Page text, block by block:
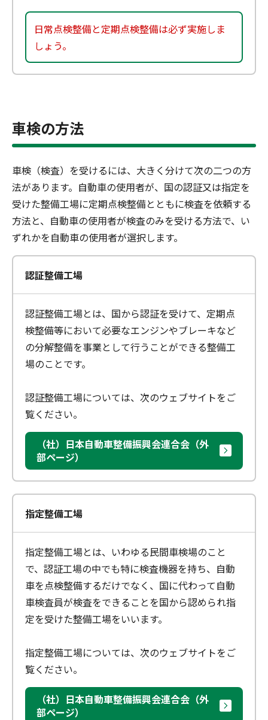
日常点検整備と定期点検整備は必ず実施しま
しょう。
車検の方法
車検（検査）を受けるには、大きく分けて次の二つの方
法があります。自動車の使用者が、国の認証又は指定を
受けた整備工場に定期点検整備とともに検査を依頼する
方法と、自動車の使用者が検査のみを受ける方法で、い
ずれかを自動車の使用者が選択します。
認証整備工場
認証整備工場とは、国から認証を受けて、定期点
検整備等において必要なエンジンやブレーキなど
の分解整備を事業として行うことができる整備工
場のことです。
認証整備工場については、次のウェブサイトをご
覧ください。
（社）日本自動車整備振興会連合会（外
部ページ）
指定整備工場
指定整備工場とは、いわゆる民間車検場のこと
で、認証工場の中でも特に検査機器を持ち、自動
車を点検整備するだけでなく、国に代わって自動
車検査員が検査をできることを国から認められ指
定を受けた整備工場をいいます。
指定整備工場については、次のウェブサイトをご
覧ください。
（社）日本自動車整備振興会連合会（外
部ページ）